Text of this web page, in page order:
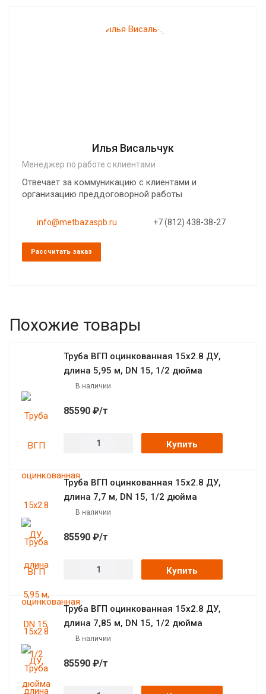
Илья Висальчук
Менеджер по работе с клиентами
Отвечает за коммуникацию с клиентами и
организацию преддоговорной работы
info@metbazaspb.ru +7 (812) 438-38-27
Рассчитать заказ
Похожие товары
Труба ВГП оцинкованная 15х2.8 ДУ,
длина 5,95 м, DN 15, 1/2 дюйма
В наличии
85590 ₽/т
Купить
Труба ВГП оцинкованная 15х2.8 ДУ,
длина 7,7 м, DN 15, 1/2 дюйма
В наличии
85590 ₽/т
Купить
Труба ВГП оцинкованная 15х2.8 ДУ,
длина 7,85 м, DN 15, 1/2 дюйма
В наличии
85590 ₽/т